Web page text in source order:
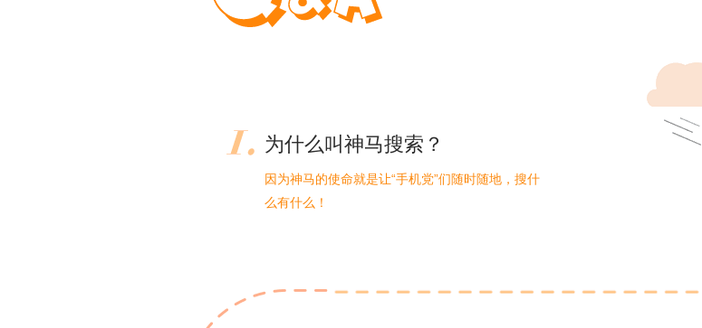
为什么叫神马搜索？
因为神马的使命就是让“手机党”们随时随地，搜什
么有什么！